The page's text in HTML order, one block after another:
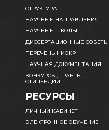
СТРУКТУРА
НАУЧНЫЕ НАПРАВЛЕНИЯ
НАУЧНЫЕ ШКОЛЫ
ДИССЕРТАЦИОННЫЕ СОВЕТЫ
ПЕРЕЧЕНЬ НИОКР
НАУЧНАЯ ДОКУМЕНТАЦИЯ
КОНКУРСЫ, ГРАНТЫ,
СТИПЕНДИИ
РЕСУРСЫ
ЛИЧНЫЙ КАБИНЕТ
ЭЛЕКТРОННОЕ ОБУЧЕНИЕ